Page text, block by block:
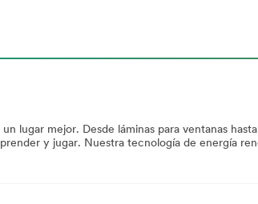
lugar mejor. Desde láminas para ventanas
y jugar. Nuestra tecnología de energía